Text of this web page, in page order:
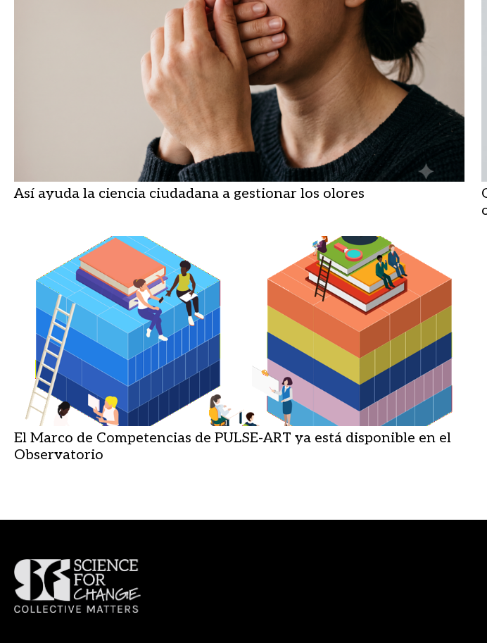
Así ayuda la ciencia ciudadana a gestionar los olores
El Marco de Competencias de PULSE-ART ya está disponible en el
Observatorio